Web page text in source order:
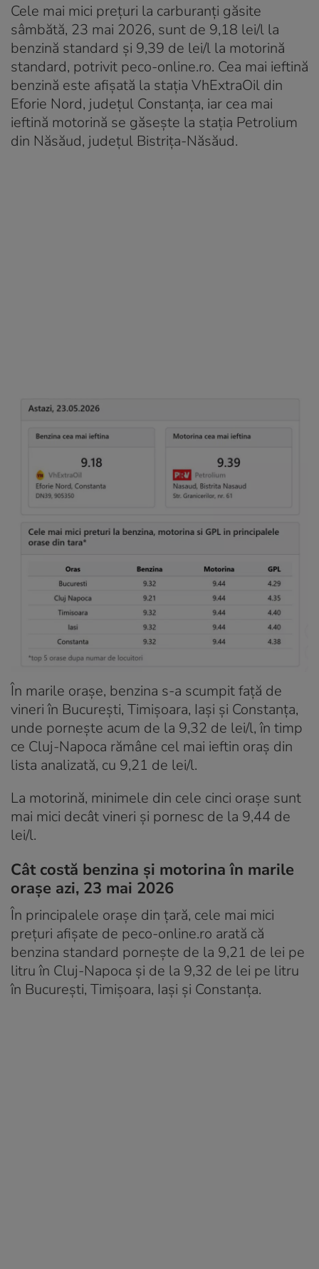
Cele mai mici prețuri la carburanți găsite
sâmbătă, 23 mai 2026, sunt de 9,18 lei/l la
benzină standard și 9,39 de lei/l la motorină
standard, potrivit peco-online.ro. Cea mai ieftină
benzină este afișată la stația VhExtraOil din
Eforie Nord, județul Constanța, iar cea mai
ieftină motorină se găsește la stația Petrolium
din Năsăud, județul Bistrița-Năsăud.
În marile orașe, benzina s-a scumpit față de
vineri în București, Timișoara, Iași și Constanța,
unde pornește acum de la 9,32 de lei/l, în timp
ce Cluj-Napoca rămâne cel mai ieftin oraș din
lista analizată, cu 9,21 de lei/l.
La motorină, minimele din cele cinci orașe sunt
mai mici decât vineri și pornesc de la 9,44 de
lei/l.
Cât costă benzina și motorina în marile
orașe azi, 23 mai 2026
În principalele orașe din țară, cele mai mici
prețuri afișate de peco-online.ro arată că
benzina standard pornește de la 9,21 de lei pe
litru în Cluj-Napoca și de la 9,32 de lei pe litru
în București, Timișoara, Iași și Constanța.